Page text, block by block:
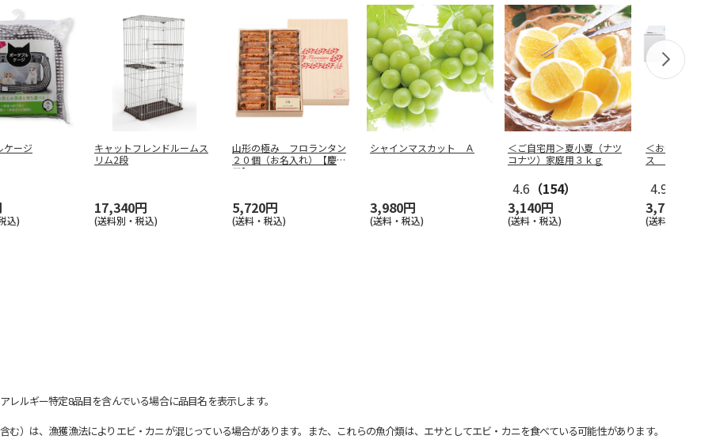
ケージ
込)
キャットフレンドルームス
リム2段
17,340円
(送料別・税込)
山形の極み フロランタン
２０個（お名入れ）【慶事
用】
5,720円
(送料・税込)
シャインマスカット Ａ
3,980円
(送料・税込)
＜ご自宅用＞夏小夏（ナツ
コナツ）家庭用３ｋｇ
4.6 （154）
3,140円
(送料・税込)
＜お中元＞
ス ギフト
4.9
3,780円
(送料・税込)
ルギー特定8品目を含んでいる場合に品目名を表示します。
）は、漁獲漁法によりエビ・カニが混じっている場合があります。また、これらの魚介類は、エサとしてエビ・カニを食べている可能性があります。